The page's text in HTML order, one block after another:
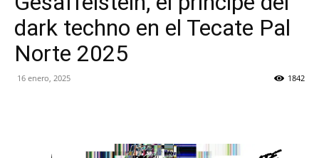
dark techno en el Tecate Pal
Norte 2025
16 enero, 2025 1842